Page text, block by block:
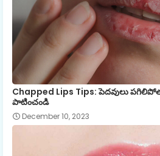
Chapped Lips Tips: పెదవులు
పాటించండి
December 10, 2023